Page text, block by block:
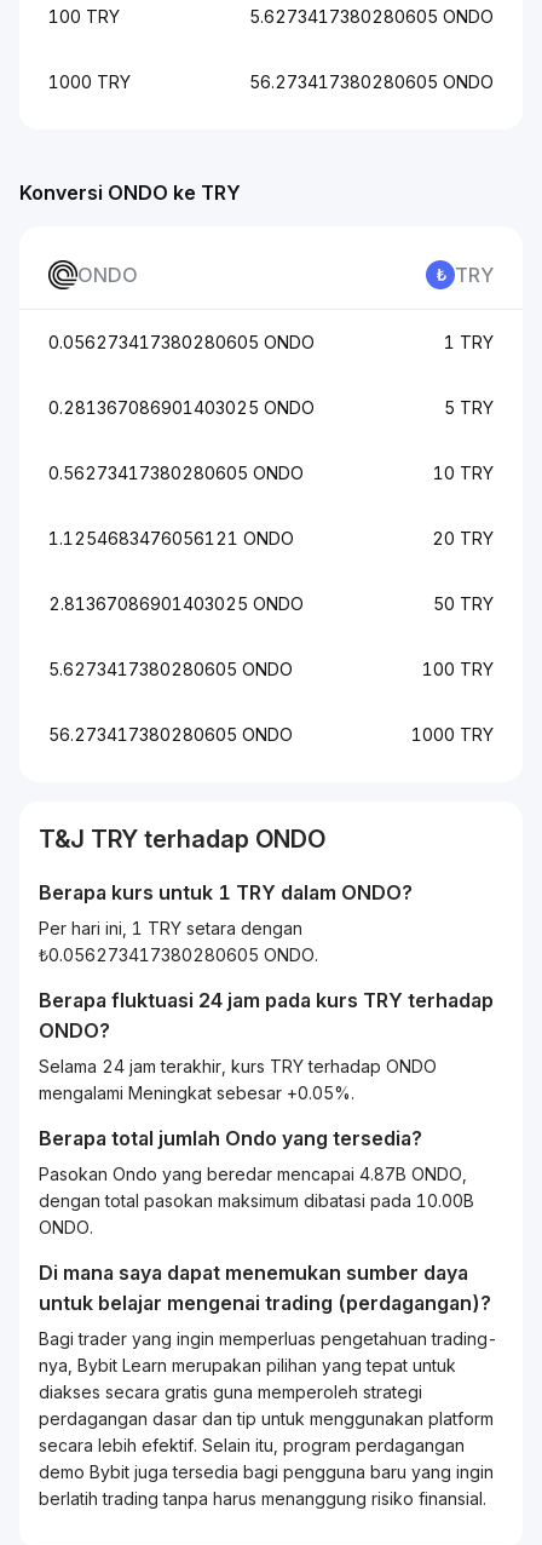
Konversi ONDO ke TRY
ONDO TRY
0.056273417380280605 ONDO 1 TRY
0.281367086901403025 ONDO 5 TRY
0.56273417380280605 ONDO 10 TRY
1.1254683476056121 ONDO 20 TRY
2.81367086901403025 ONDO 50 TRY
5.6273417380280605 ONDO 100 TRY
56.273417380280605 ONDO 1000 TRY
100 TRY 5.6273417380280605 ONDO
1000 TRY 56.273417380280605 ONDO
T&J TRY terhadap ONDO
Berapa kurs untuk 1 TRY dalam ONDO?
Per hari ini, 1 TRY setara dengan
₺0.056273417380280605 ONDO.
Berapa fluktuasi 24 jam pada kurs TRY terhadap
ONDO?
Selama 24 jam terakhir, kurs TRY terhadap ONDO
mengalami Meningkat sebesar +0.05%.
Berapa total jumlah Ondo yang tersedia?
Pasokan Ondo yang beredar mencapai 4.87B ONDO,
dengan total pasokan maksimum dibatasi pada 10.00B
ONDO.
Di mana saya dapat menemukan sumber daya
untuk belajar mengenai trading (perdagangan)?
Bagi trader yang ingin memperluas pengetahuantrading-
nya, Bybit Learn merupakan pilihan yang tepat untuk
diakses secara gratis guna memperoleh strategi
perdagangan dasar dan tip untuk menggunakan platform
secara lebih efektif. Selain itu, program perdagangan
demo Bybit juga tersedia bagi pengguna baru yang ingin
berlatihtradingtanpa harus menanggung risiko finansial.